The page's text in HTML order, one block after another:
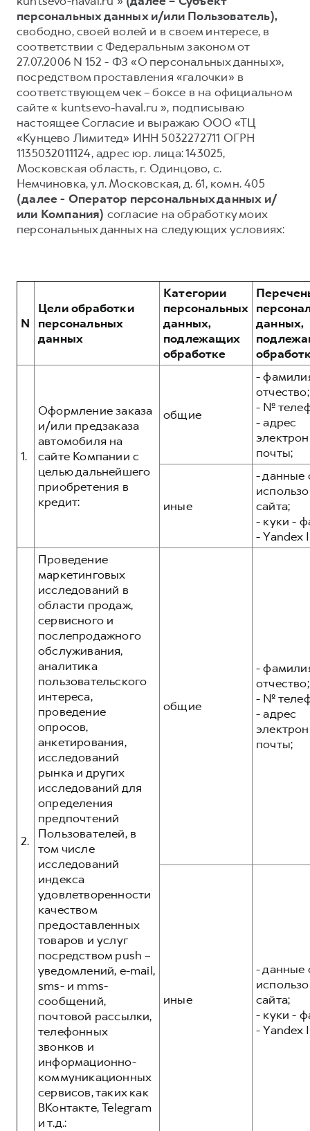
DARGO
от 3 199 000 ₽
DARGO X
от 3 499 000 ₽
F7
от 2 899 000 ₽ от 3 599 000 ₽
POER
от 3 449 000 ₽
Тест-драйв
Трейд-ин
КРЕДИТ И СТРАХОВАНИЕ
Кредитный калькулятор
Страхование
Кредит
КОРПОРАТИВНЫМ КЛИЕНТАМ
Для малого бизнеса
Система управления автопарком
Сервис для корпоративных клиентов
HAVAL Лизинг
Коллекция CITY
Коллекция Базовая
Коллекция Детская
СЕРВИСНОЕ ОБСЛУЖИВАНИЕ
Нулевое ТО
Программа «Помощь на дороге»
Регламенты технического обслуживания
Электронный ПТС
ПОДДЕРЖКА
GWM Безопасность
Гарантия HAVAL
Мобильное приложение GWM
АКСЕССУАРЫ HAVAL
Автомобильные аксессуары
Коллекция Детская
О дилере
Наша команда
Контакты
персональных данных и/или Пользователь),
свободно, своей волей и в своем интересе, в
соответствии с Федеральным законом от
27.07.2006 N 152 - ФЗ «О персональных данных»,
посредством проставления «галочки» в
соответствующем чек – боксе в на официальном
сайте « kuntsevo-haval.ru », подписываю
настоящее Согласие и выражаю ООО «ТЦ
«Кунцево Лимитед» ИНН 5032272711 ОГРН
1135032011124, адрес юр. лица: 143025,
Московская область, г. Одинцово, с.
Немчиновка, ул. Московская, д. 61, комн. 405
(далее - Оператор персональных данных и/
или Компания) согласие на обработку моих
персональных данных на следующих условиях:
N
Цели обработки
персональных
данных
Категории
персональных
данных,
подлежащих
обработке
данных,
1.
Оформление заказа
и/или предзаказа
автомобиля на
сайте Компании с
целью дальнейшего
приобретения в
кредит:
общие
-
отчество;
- №
- адрес
почты;
иные
- данные
сайта;
- куки -
- Yandex
2.
Проведение
маркетинговых
исследований в
области продаж,
сервисного и
послепродажного
обслуживания,
аналитика
пользовательского
интереса,
проведение
опросов,
анкетирования,
исследований
рынка и других
исследований для
определения
предпочтений
Пользователей, в
том числе
исследований
индекса
удовлетворенности
качеством
предоставленных
товаров и услуг
посредством push –
уведомлений, e-mail,
sms- и mms-
сообщений,
почтовой рассылки,
телефонных
звонков и
информационно-
коммуникационных
сервисов, таких как
ВКонтакте, Telegram
и т.д.:
общие
-
отчество;
- №
- адрес
почты;
иные
- данные
сайта;
- куки -
- Yandex